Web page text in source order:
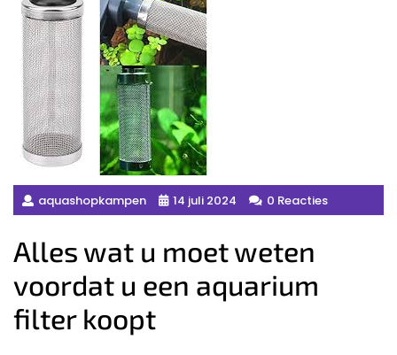
aquashopkampen 14 juli 2024 0 Reacties
Alles wat u moet weten
voordat u een aquarium
filter koopt